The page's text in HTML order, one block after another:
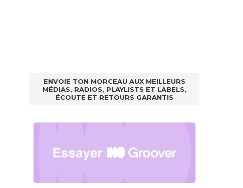
ENVOIE TON MORCEAU AUX MEILLEURS
MÉDIAS, RADIOS, PLAYLISTS ET LABELS,
ÉCOUTE ET RETOURS GARANTIS